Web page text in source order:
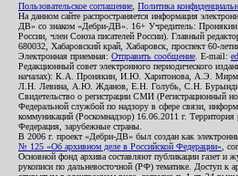
Пользовательское соглашение Политика
На данном сайте распространяется информация
ДВ» со знаком «Дебри-ДВ». 16+ Учредитель:
России, член Союза писателей России). Главный
680032, Хабаровский край, Хабаровск, проспект 60-
Электронная приемная: Отправить сообщение . E-mail:
Редакционный совет электронного периодического
началах): К.А. Пронякин, И.Ю. Харитонова, А.Э.
Л.Н. Левина, А.Ю. Жданов, Е.Н. Голубь, С.Н.
Свидетельство о регистрации СМИ (Регистрационный
Федеральной службой по надзору в сфере связи,
коммуникаций (Роскомнадзор) 16.06.2011 г. Территория
Федерация, зарубежные страны.
В 2006 г. проект «Дебри-ДВ» был создан как
№ 125 «Об архивном деле в Российской Федерации» ,
Основной фонд архива составляют публикации газет и
рукописи по дальневосточной (РФ) тематике. Доступ к